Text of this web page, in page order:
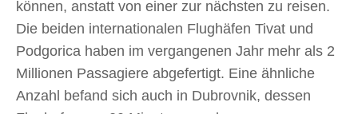
können, anstatt von einer zur nächsten zu reisen.
Die beiden internationalen Flughäfen Tivat und
Podgorica haben im vergangenen Jahr mehr als 2
Millionen Passagiere abgefertigt. Eine ähnliche
Anzahl befand sich auch in Dubrovnik, dessen